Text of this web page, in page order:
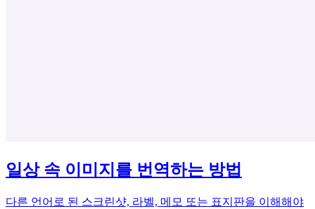
일상 속 이미지를 번역하는 방법
다른 언어로 된 스크린샷, 라벨, 메모 또는 표지판을 이해해야